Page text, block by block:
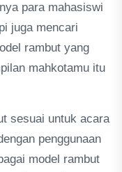
para mahasiswi
juga mencari
rambut yang
mahkotamu itu
sesuai untuk acara
penggunaan
model rambut